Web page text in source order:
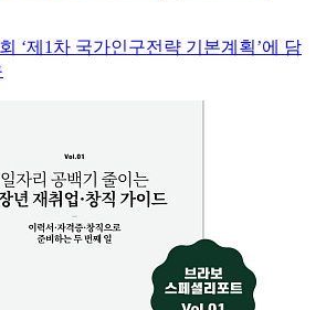
‘제1차 국가인구전략 기본계획’에 담